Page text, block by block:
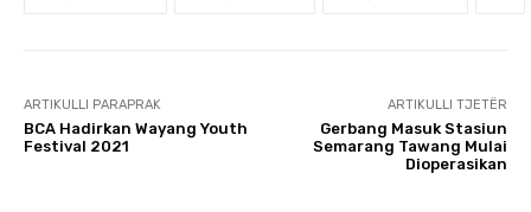
ARTIKULLI PARAPRAK
BCA Hadirkan Wayang Youth
Festival 2021
ARTIKULLI TJETËR
Gerbang Masuk Stasiun
Semarang Tawang Mulai
Dioperasikan